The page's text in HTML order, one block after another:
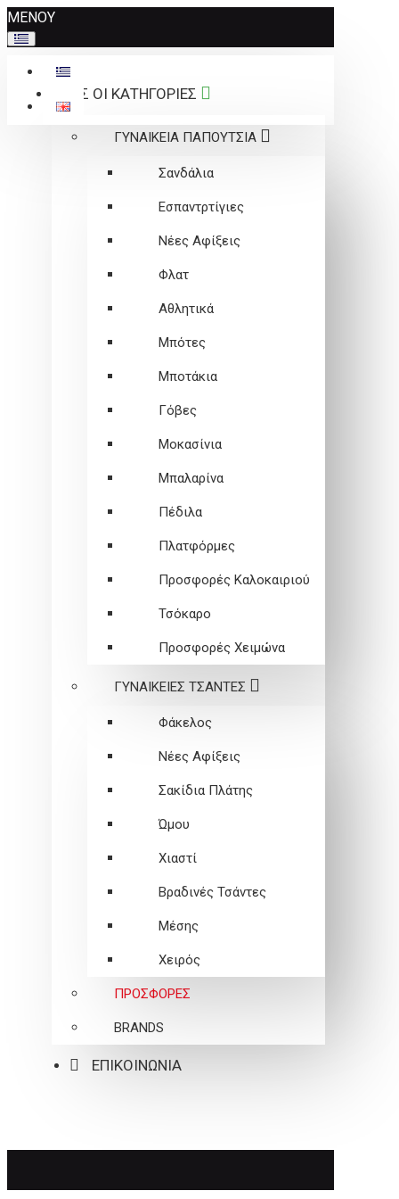
Σημείωση:
Αυτός
ο
ιστότοπος
περιλαμβάνει
ΜΕΝΟΥ
ΟΛΕΣ ΟΙ ΚΑΤΗΓΟΡΙΕΣ
ΓΥΝΑΙΚΕΙΑ ΠΑΠΟΥΤΣΙΑ
Σανδάλια
Εσπαντρτίγιες
Νέες Αφίξεις
Φλατ
Αθλητικά
Μπότες
Μποτάκια
Γόβες
Μοκασίνια
Μπαλαρίνα
Πέδιλα
Πλατφόρμες
Προσφορές Καλοκαιριού
Τσόκαρο
Προσφορές Χειμώνα
ΓΥΝΑΙΚΕΙEΣ ΤΣΑΝΤΕΣ
Φάκελος
Νέες Αφίξεις
Σακίδια Πλάτης
Ώμου
Χιαστί
Βραδινές Τσάντες
Μέσης
Χειρός
ΠΡΟΣΦΟΡΕΣ
BRANDS
ΕΠΙΚΟΙΝΩΝΙΑ